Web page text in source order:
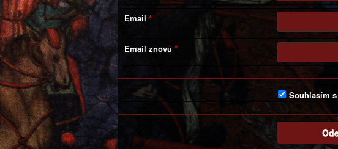
Email
Email znovu
Souhlasím s